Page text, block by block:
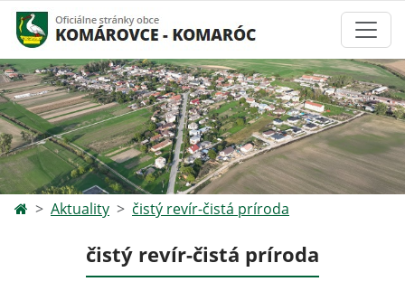
Aktuality čistý revír-čistá príroda
čistý revír-čistá príroda